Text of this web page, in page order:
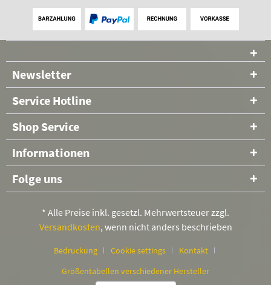
Newsletter
Service Hotline
Shop Service
Informationen
Folge uns
* Alle Preise inkl. gesetzl. Mehrwertsteuer zzgl.
Versandkosten, wenn nicht anders beschrieben
Bedruckung Cookie settings
Kontakt
Größentabellen verschiedener Hersteller